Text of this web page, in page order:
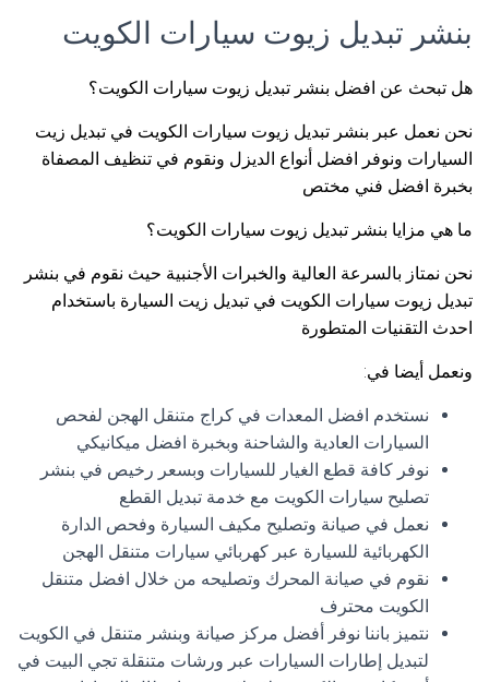
بنشر تبديل زيوت سيارات الكويت
هل تبحث عن افضل بنشر تبديل زيوت سيارات الكويت؟
نحن نعمل عبر بنشر تبديل زيوت سيارات الكويت في تبديل زيت
السيارات ونوفر افضل أنواع الديزل ونقوم في تنظيف المصفاة
بخبرة افضل فني مختص
ما هي مزايا بنشر تبديل زيوت سيارات الكويت؟
نحن نمتاز بالسرعة العالية والخبرات الأجنبية حيث نقوم في بنشر
تبديل زيوت سيارات الكويت في تبديل زيت السيارة باستخدام
احدث التقنيات المتطورة
ونعمل أيضا في:
نستخدم افضل المعدات في كراج متنقل الهجن لفحص
السيارات العادية والشاحنة وبخبرة افضل ميكانيكي
نوفر كافة قطع الغيار للسيارات وبسعر رخيص في بنشر
تصليح سيارات الكويت مع خدمة تبديل القطع
نعمل في صيانة وتصليح مكيف السيارة وفحص الدارة
الكهربائية للسيارة عبر كهربائي سيارات متنقل الهجن
نقوم في صيانة المحرك وتصليحه من خلال افضل متنقل
الكويت محترف
نتميز باننا نوفر أفضل مركز صيانة وبنشر متنقل في الكويت
لتبديل إطارات السيارات عبر ورشات متنقلة تجي البيت في